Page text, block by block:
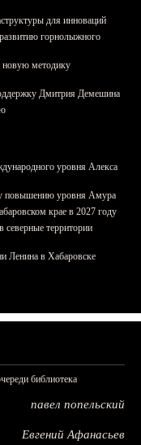
для инноваций
горнолыжного
новую методику
Дмитрия Демешина
уровня Алекса
повышению уровня Амура
крае в 2027 году
северные территории
Ленина в Хабаровске
библиотека
павел попельский
Евгений Афанасьев